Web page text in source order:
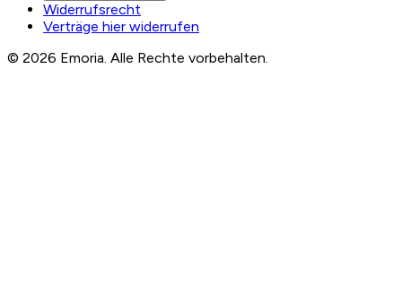
Widerrufsrecht
Verträge hier widerrufen
© 2026 Emoria. Alle Rechte vorbehalten.